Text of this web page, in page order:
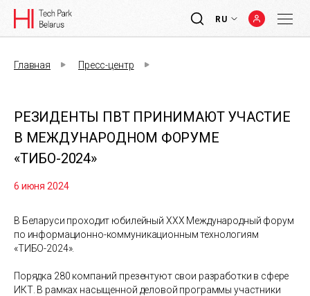
RU
Главная Пресс-центр
РЕЗИДЕНТЫ ПВТ ПРИНИМАЮТ УЧАСТИЕ
В МЕЖДУНАРОДНОМ ФОРУМЕ
«ТИБО-2024»
6 июня 2024
В Беларуси проходит юбилейный XXX Международный форум
по информационно-коммуникационным технологиям
«ТИБО-2024».
Порядка 280 компаний презентуют свои разработки в сфере
ИКТ. В рамках насыщенной деловой программы участники